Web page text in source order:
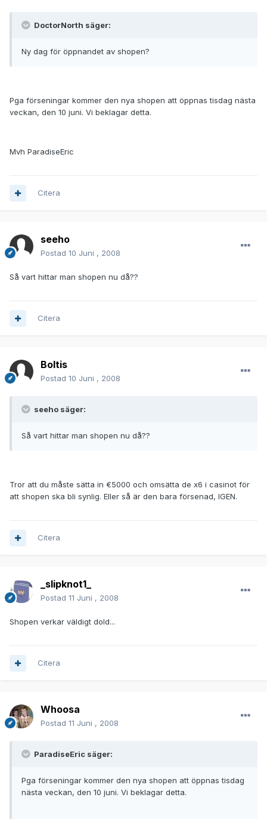
DoctorNorth säger:
Ny dag för öppnandet av shopen?
Pga förseningar kommer den nya shopen att öppnas tisdag nästa
veckan, den 10 juni. Vi beklagar detta.
Mvh ParadiseEric
Citera
seeho
Postad 10 Juni , 2008
Så vart hittar man shopen nu då??
Citera
Boltis
Postad 10 Juni , 2008
seeho säger:
Så vart hittar man shopen nu då??
Tror att du måste sätta in €5000 och omsätta de x6 i casinot för
att shopen ska bli synlig. Eller så är den bara försenad, IGEN.
Citera
_slipknot1_
Postad 11 Juni , 2008
Shopen verkar väldigt dold...
Citera
Whoosa
Postad 11 Juni , 2008
ParadiseEric säger:
Pga förseningar kommer den nya shopen att öppnas tisdag
nästa veckan, den 10 juni. Vi beklagar detta.